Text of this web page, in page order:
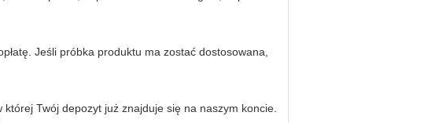
Jeśli próbka produktu ma zostać dostosowana,
Twój depozyt już znajduje się na naszym koncie.